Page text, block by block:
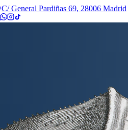
C/ General Pardiñas 69, 28006 Madrid